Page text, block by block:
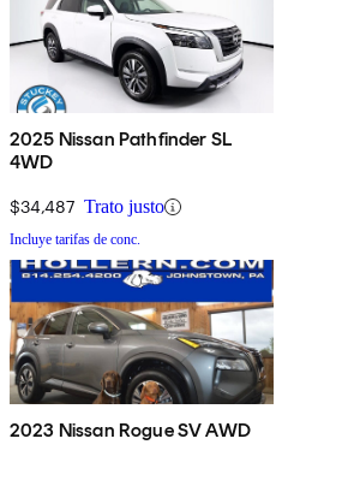
2025 Nissan Pathfinder SL
4WD
$34,487 Trato justo
Incluye tarifas de conc.
2023 Nissan Rogue SV AWD